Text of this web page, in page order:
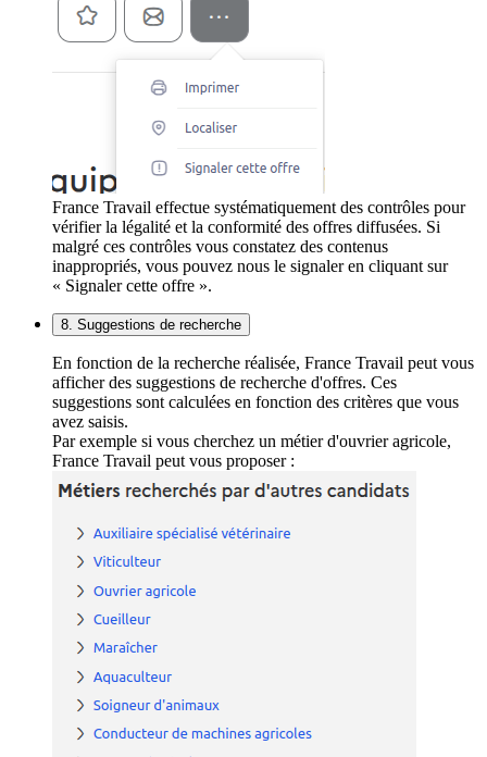
France Travail effectue systématiquement des contrôles pour
vérifier la légalité et la conformité des offres diffusées. Si
malgré ces contrôles vous constatez des contenus
inappropriés, vous pouvez nous le signaler en cliquant sur
« Signaler cette offre ».
8. Suggestions de recherche
En fonction de la recherche réalisée, France Travail peut vous
afficher des suggestions de recherche d'offres. Ces
suggestions sont calculées en fonction des critères que vous
avez saisis.
Par exemple si vous cherchez un métier d'ouvrier agricole,
France Travail peut vous proposer :